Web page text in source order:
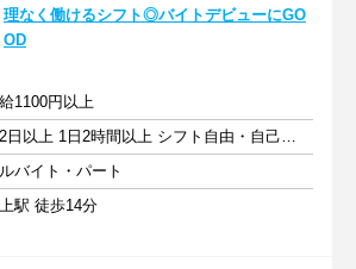
理なく働けるシフト◎バイトデビューにGO
OD
1100円以上
週2日以上 1日2時間以上 シフト自由・自己申告
バイト・パート
駅 徒歩14分